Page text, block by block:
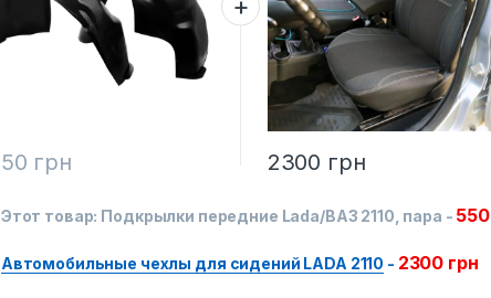
грн 2300 грн
Этот товар: Подкрылки передние Lada/ВАЗ 2110, пара - 550
Автомобильные чехлы для сидений LADA 2110 - 2300 грн